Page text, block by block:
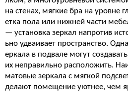
на стенах, мягкие бра на уровне
етка пола или нижней части
— установка зеркал напротив
ьно удваивает пространство.
еркала в подвале могут
их неправильно расположить.
матовые зеркала с мягкой
делают помещение уютнее, чем